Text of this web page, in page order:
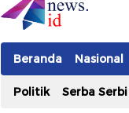
IT-NEWS
Update Cepat, Cerdas,
Beranda Nasional
Politik Serba Serbi